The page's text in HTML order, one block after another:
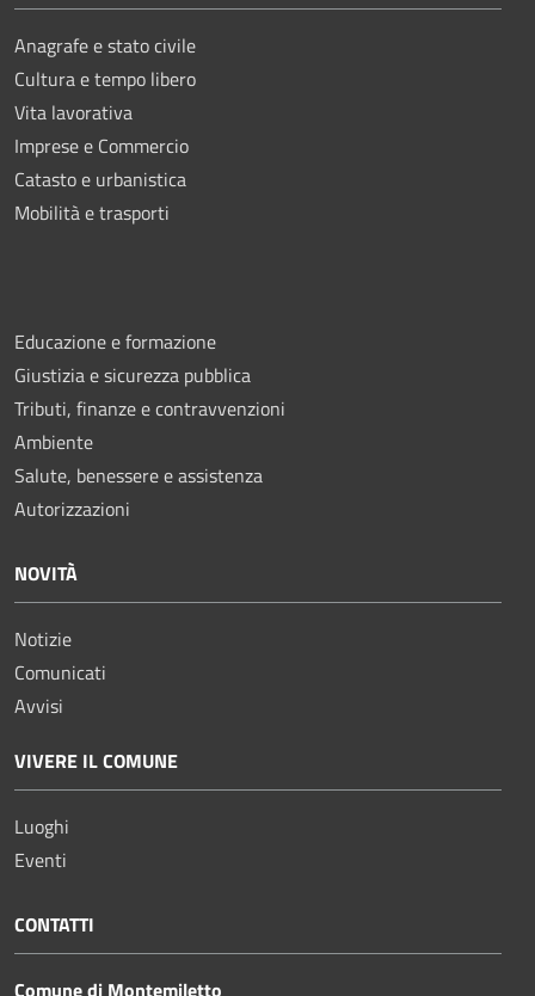
Anagrafe e stato civile
Cultura e tempo libero
Vita lavorativa
Imprese e Commercio
Catasto e urbanistica
Mobilità e trasporti
Educazione e formazione
Giustizia e sicurezza pubblica
Tributi, finanze e contravvenzioni
Ambiente
Salute, benessere e assistenza
Autorizzazioni
NOVITÀ
Notizie
Comunicati
Avvisi
VIVERE IL COMUNE
Luoghi
Eventi
CONTATTI
Comune di Montemiletto